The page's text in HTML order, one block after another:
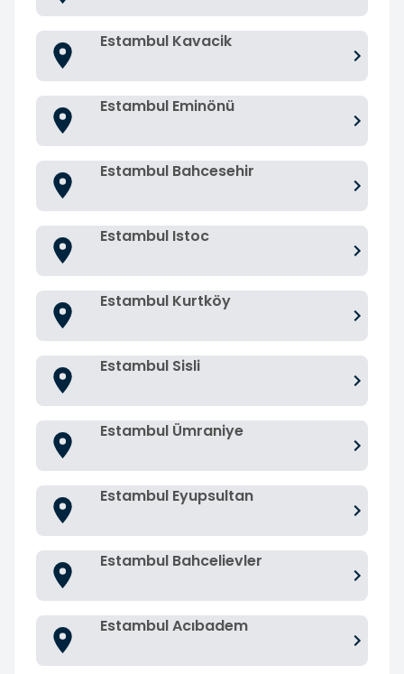
Estambul Kavacik
Estambul Eminönü
Estambul Bahcesehir
Estambul Istoc
Estambul Kurtköy
Estambul Sisli
Estambul Ümraniye
Estambul Eyupsultan
Estambul Bahcelievler
Estambul Acıbadem